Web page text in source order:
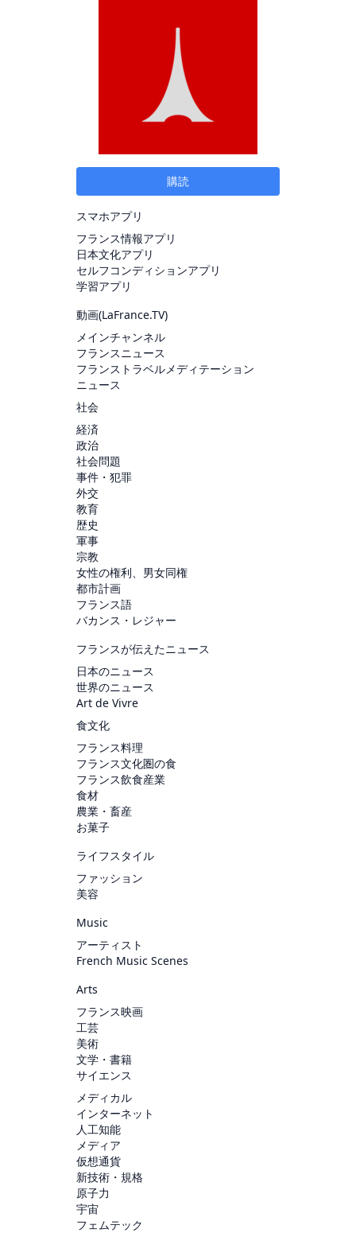
購読
スマホアプリ
フランス情報アプリ
日本文化アプリ
セルフコンディションアプリ
学習アプリ
動画(LaFrance.TV)
メインチャンネル
フランスニュース
フランストラベルメディテーション
ニュース
社会
経済
政治
社会問題
事件・犯罪
外交
教育
歴史
軍事
宗教
女性の権利、男女同権
都市計画
フランス語
バカンス・レジャー
フランスが伝えたニュース
日本のニュース
世界のニュース
Art de Vivre
食文化
フランス料理
フランス文化圏の食
フランス飲食産業
食材
農業・畜産
お菓子
ライフスタイル
ファッション
美容
Music
アーティスト
French Music Scenes
Arts
フランス映画
工芸
美術
文学・書籍
サイエンス
メディカル
インターネット
人工知能
メディア
仮想通貨
新技術・規格
原子力
宇宙
フェムテック